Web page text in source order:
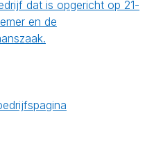
dat is opgericht op 21-
en de